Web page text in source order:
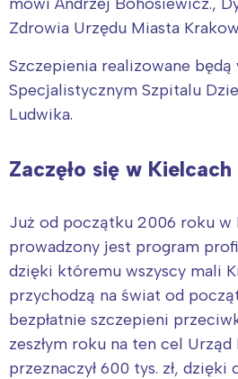
mówi Andrzej Bohosiewicz.,
Zdrowia Urzędu Miasta
Szczepienia realizowane
Specjalistycznym Szpitalu
Ludwika.
Zaczęło się w Kielcach
Już od początku 2006 roku w
prowadzony jest program
dzięki któremu wszyscy mali
przychodzą na świat od
bezpłatnie szczepieni
zeszłym roku na ten cel
przeznaczył 600 tys. zł,